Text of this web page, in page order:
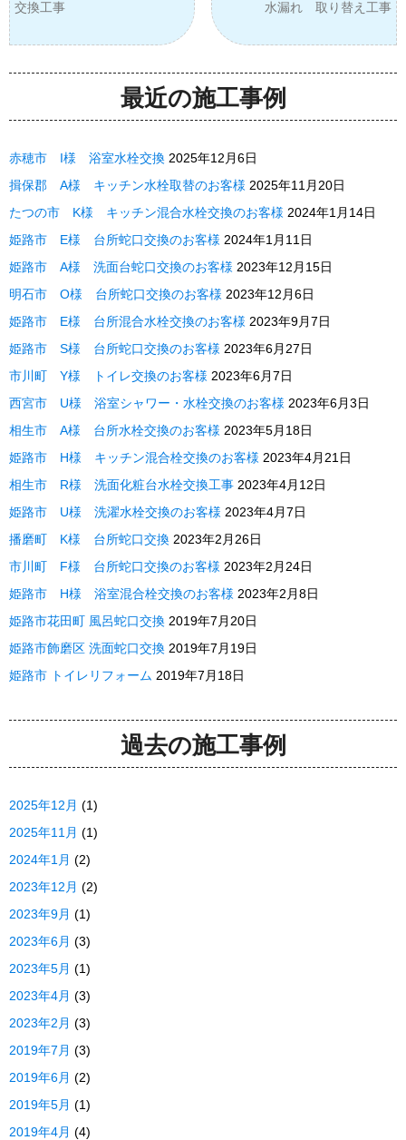
交換工事 水漏れ 取り替え工事
最近の施工事例
赤穂市 I様 浴室水栓交換 2025年12月6日
揖保郡 A様 キッチン水栓取替のお客様 2025年11月20日
たつの市 K様 キッチン混合水栓交換のお客様 2024年1月14日
姫路市 E様 台所蛇口交換のお客様 2024年1月11日
姫路市 A様 洗面台蛇口交換のお客様 2023年12月15日
明石市 O様 台所蛇口交換のお客様 2023年12月6日
姫路市 E様 台所混合水栓交換のお客様 2023年9月7日
姫路市 S様 台所蛇口交換のお客様 2023年6月27日
市川町 Y様 トイレ交換のお客様 2023年6月7日
西宮市 U様 浴室シャワー・水栓交換のお客様 2023年6月3日
相生市 A様 台所水栓交換のお客様 2023年5月18日
姫路市 H様 キッチン混合栓交換のお客様 2023年4月21日
相生市 R様 洗面化粧台水栓交換工事 2023年4月12日
姫路市 U様 洗濯水栓交換のお客様 2023年4月7日
播磨町 K様 台所蛇口交換 2023年2月26日
市川町 F様 台所蛇口交換のお客様 2023年2月24日
姫路市 H様 浴室混合栓交換のお客様 2023年2月8日
姫路市花田町 風呂蛇口交換 2019年7月20日
姫路市飾磨区 洗面蛇口交換 2019年7月19日
姫路市 トイレリフォーム 2019年7月18日
過去の施工事例
2025年12月 (1)
2025年11月 (1)
2024年1月 (2)
2023年12月 (2)
2023年9月 (1)
2023年6月 (3)
2023年5月 (1)
2023年4月 (3)
2023年2月 (3)
2019年7月 (3)
2019年6月 (2)
2019年5月 (1)
2019年4月 (4)